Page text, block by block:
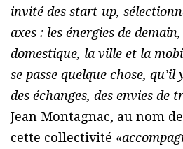
invité des start-up,
axes : les énergies de
domestique, la ville et la
se passe quelque chose,
des échanges, des envies de
Jean Montagnac, au nom
cette collectivité «